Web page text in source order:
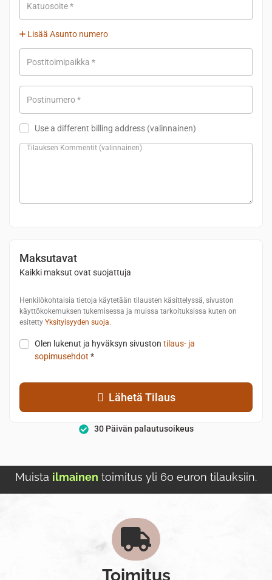
Katuosoite*
Lisää Asunto numero
Postitoimipaikka *
Postinumero*
Use a different billing address (valinnainen)
Tilauksen Kommentit (valinnainen)
Maksutavat
Kaikki maksut ovat suojattuja
Henkilökohtaisia tietoja käytetään tilausten käsittelyssä, sivuston
käyttökokemuksen tukemisessa ja muissa tarkoituksissa kuten on
esitetty Yksityisyyden suoja.
Olen lukenut ja hyväksyn sivuston tilaus- ja
sopimusehdot *
Lähetä Tilaus
30 Päivän palautusoikeus
Muista ilmainen toimitus yli 60 euron tilauksiin.
Toimitus